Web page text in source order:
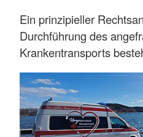
Ein prinzipieller
Durchführung des
Krankentransports